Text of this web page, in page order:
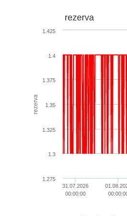
rezerva
rezerva
31.07.2026
00:00:00
1.275
1.3
1.325
1.35
1.375
1.4
1.425